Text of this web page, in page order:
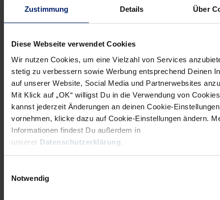
Zustimmung Details Über
Diese Webseite verwendet Cookies
Wir nutzen Cookies, um eine Vielzahl von Services
stetig zu verbessern sowie Werbung entsprechend Deinen
auf unserer Website, Social Media und Partnerwebsites
Mit Klick auf „OK“ willigst Du in die Verwendung von
kannst jederzeit Änderungen an deinen Cookie-Einstellungen
vornehmen, klicke dazu auf Cookie-Einstellungen ändern.
Informationen findest Du außerdem in
unserer Datenschutzerklärung.
Notwendig
Wenn du per E-Mail über Aktuelles aus der Löwenwelt
informiert werden willst, kannst du den Rhein-Neckar Löwen
Post
navigation
previous
News:
„Tolles
Konzept
Alle News anzeigen
newst
News:
Zuversicht
vor